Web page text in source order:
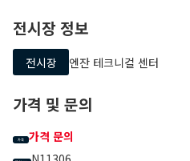
전시장 정보
전시장 엔잔 테크니컬 센터
가격 및 문의
가격 가격 문의